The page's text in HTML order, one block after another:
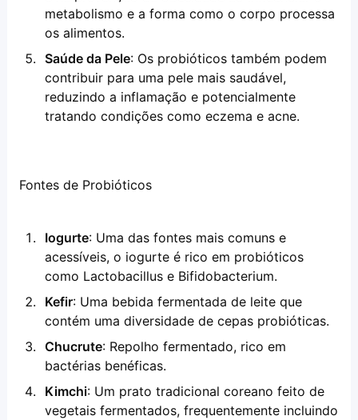
metabolismo e a forma como o corpo processa
os alimentos.
Saúde da Pele: Os probióticos também podem
contribuir para uma pele mais saudável,
reduzindo a inflamação e potencialmente
tratando condições como eczema e acne.
Fontes de Probióticos
Iogurte: Uma das fontes mais comuns e
acessíveis, o iogurte é rico em probióticos
como Lactobacillus e Bifidobacterium.
Kefir: Uma bebida fermentada de leite que
contém uma diversidade de cepas probióticas.
Chucrute: Repolho fermentado, rico em
bactérias benéficas.
Kimchi: Um prato tradicional coreano feito de
vegetais fermentados, frequentemente incluindo